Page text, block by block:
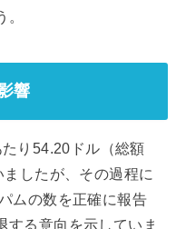
響
り54.20ドル（総額
したが、その過程に
ムの数を正確に報告
する意向を示していま